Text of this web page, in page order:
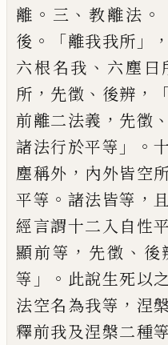
離 。 三 、教離法 。
後 。「離我我所 」，
六根名我 、 六塵曰
所 ， 先徵 、 後辨 ，
前離二法義 ， 先徵 、
諸法行於平等 」。
塵稱外 ， 內外皆空
平等 。 諸法皆等 ，
經言謂十二入自性
顯前等 ， 先徵 、 後
等 」。 此說生死以
法空名為我等 ， 涅
釋前我及涅槃二種